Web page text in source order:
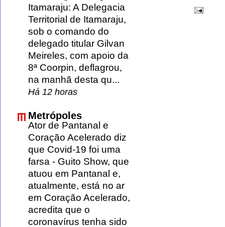
Itamaraju: A Delegacia
Territorial de Itamaraju,
sob o comando do
delegado titular Gilvan
Meireles, com apoio da
8ª Coorpin, deflagrou,
na manhã desta qu...
Há 12 horas
Metrópoles
Ator de Pantanal e
Coração Acelerado diz
que Covid-19 foi uma
farsa - Guito Show, que
atuou em Pantanal e,
atualmente, está no ar
em Coração Acelerado,
acredita que o
coronavírus tenha sido